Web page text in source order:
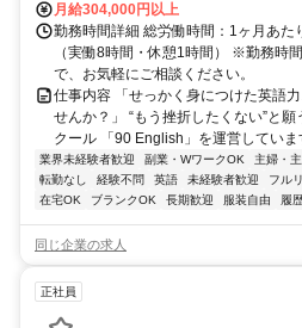
月給304,000円以上
勤務時間詳細 総労働時間：1ヶ月あた
（実働8時間・休憩1時間） ※勤務時
で、お気軽にご相談ください。
仕事内容 「せっかく身につけた英語
せんか？」 “もう挫折したくない”と
クール 「90 English」を運営してい
業界未経験者歓迎 副業・WワークOK 主婦・
転勤なし
経験不問 英語 未経験者歓迎 フル
在宅OK
ブランクOK 長期歓迎 服装自由 履
同じ企業の求人
正社員